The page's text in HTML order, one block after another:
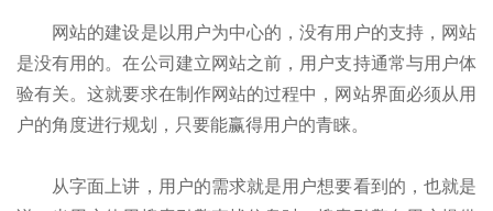
网站的建设是以用户为中心的，没有用户的支持，网站
是没有用的。在公司建立网站之前，用户支持通常与用户体
验有关。这就要求在制作网站的过程中，网站界面必须从用
户的角度进行规划，只要能赢得用户的青睐。
从字面上讲，用户的需求就是用户想要看到的，也就是